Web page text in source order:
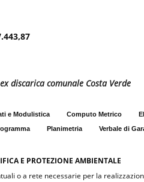
discarica comunale Costa Verde
e Modulistica Computo Metrico
Planimetria Verbale di
E PROTEZIONE AMBIENTALE
o a rete necessarie per la